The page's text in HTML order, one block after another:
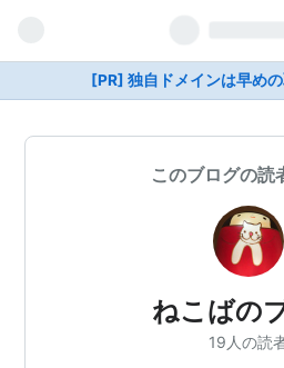
[PR] 独自ドメインは早め
このブログの読
ねこばの
19人の読